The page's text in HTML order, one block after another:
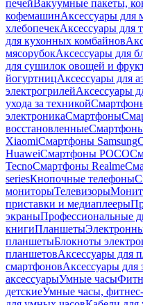
печейВакуумные пакеты,
кофемашинАксессуары для
хлебопечекАксессуары для
для кухонных комбайнов
мясорубокАксессуары для
для сушилок овощей и
йогуртницАксессуары для
электрогрилейАксессуары
ухода за техникой
электроникаСмартфоны
восстановленные
XiaomiСмартфоны Samsung
HuaweiСмартфоны POCO
TecnoСмартфоны Realme
seriesКнопочные телефоны
мониторыТелевизоры
приставки и медиаплееры
экраныПрофессиональные
книгиПланшеты
планшетыБлокноты
планшетовАксессуары для
смартфоновАксессуары для
аксессуарыУмные часы
детскиеУмные часы,